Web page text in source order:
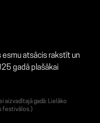
atsācis rakstīt un
gadā plašākai
aizvadītajā gadā: Lielāko
festivālos.)